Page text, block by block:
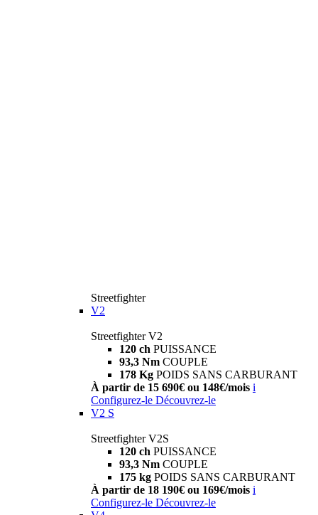
Streetfighter
V2
Streetfighter V2
120 ch PUISSANCE
93,3 Nm COUPLE
178 Kg POIDS SANS CARBURANT
À partir de 15 690€ ou 148€/mois i
Configurez-le Découvrez-le
V2 S
Streetfighter V2S
120 ch PUISSANCE
93,3 Nm COUPLE
175 kg POIDS SANS CARBURANT
À partir de 18 190€ ou 169€/mois i
Configurez-le Découvrez-le